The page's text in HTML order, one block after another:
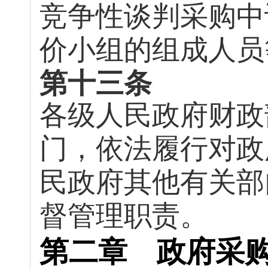
竞争性谈判采购
价小组的组成人
第十三条
各级人民政府财
门，依法履行对
民政府其他有关
督管理职责。
第二章 政府采